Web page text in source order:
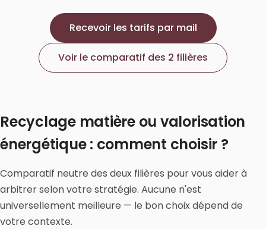
Recevoir les tarifs par mail
Voir le comparatif des 2 filières
Recyclage matière ou valorisation
énergétique : comment choisir ?
Comparatif neutre des deux filières pour vous aider à
arbitrer selon votre stratégie. Aucune n'est
universellement meilleure — le bon choix dépend de
votre contexte.